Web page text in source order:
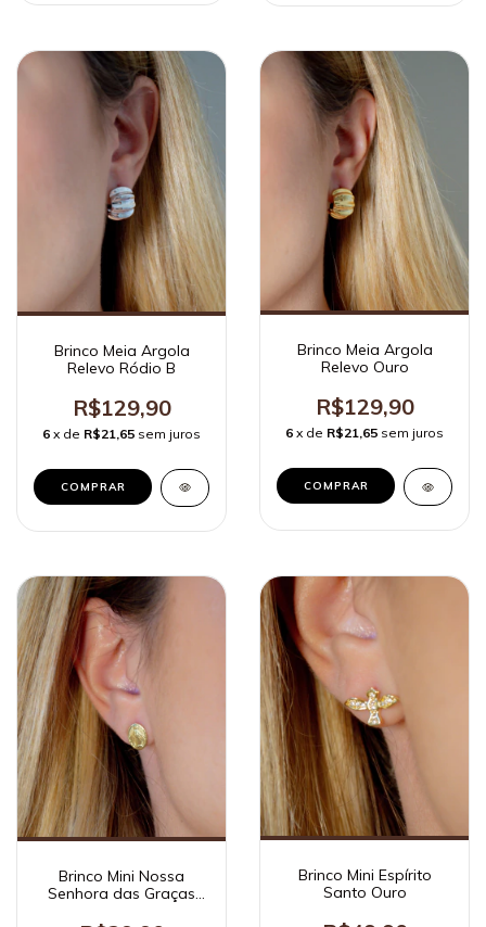
Brinco Meia Argola
Relevo Ródio B
R$129,90
6 x de R$21,65 sem juros
Brinco Meia Argola
Relevo Ouro
R$129,90
6 x de R$21,65 sem juros
Brinco Mini Nossa
Senhora das Graças
Brinco Mini Espírito
Santo Ouro